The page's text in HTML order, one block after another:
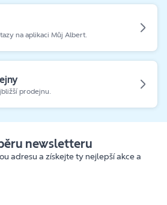
na aplikaci Můj Albert.
prodejnu.
newsletteru
adresu a získejte ty nejlepší akce a